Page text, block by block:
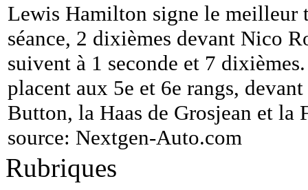
Lewis Hamilton signe le meilleur
séance, 2 dixièmes devant Nico
suivent à 1 seconde et 7
placent aux 5e et 6e rangs,
Button, la Haas de Grosjean et la
source: Nextgen-Auto.com
Rubriques